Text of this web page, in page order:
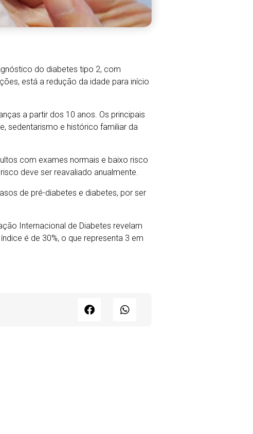
do diabetes tipo 2, com
está a redução da idade para início
a partir dos 10 anos. Os principais
sedentarismo e histórico familiar da
com exames normais e baixo risco
deve ser reavaliado anualmente.
de pré-diabetes e diabetes, por ser
Internacional de Diabetes revelam
é de 30%, o que representa 3 em